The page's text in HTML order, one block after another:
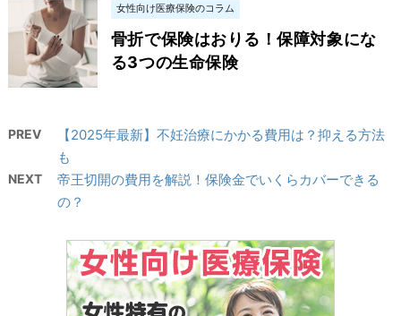
女性向け医療保険のコラム
骨折で保険はおりる！保障対象にな
る3つの生命保険
PREV
【2025年最新】不妊治療にかかる費用は？抑える方法
も
NEXT
帝王切開の費用を解説！保険金でいくらカバーできる
の？